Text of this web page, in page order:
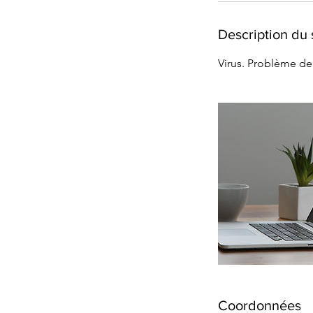
Description du
Virus. Problème
Coordonnées